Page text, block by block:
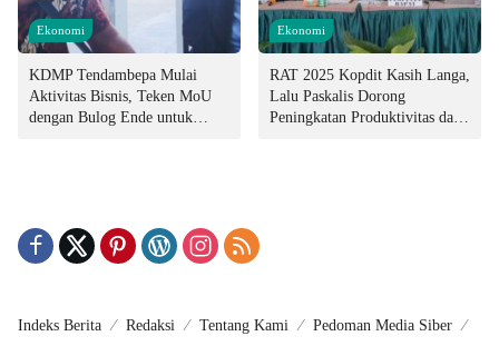
Ekonomi
KDMP Tendambepa Mulai
Aktivitas Bisnis, Teken MoU
dengan Bulog Ende untuk
Ekonomi
RAT 2025 Kopdit Kasih Langa,
Lalu Paskalis Dorong
Peningkatan Produktivitas dan
Indeks Berita Redaksi Tentang Kami
Pedoman Media Siber